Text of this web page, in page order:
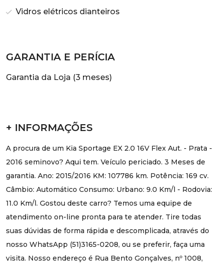
Vidros elétricos dianteiros
GARANTIA E PERÍCIA
Garantia da Loja (3 meses)
+ INFORMAÇÕES
A procura de um Kia Sportage EX 2.0 16V Flex Aut. - Prata -
2016 seminovo? Aqui tem. Veículo periciado. 3 Meses de
garantia. Ano: 2015/2016 KM: 107786 km. Potência: 169 cv.
Câmbio: Automático Consumo: Urbano: 9.0 Km/l - Rodovia:
11.0 Km/l. Gostou deste carro? Temos uma equipe de
atendimento on-line pronta para te atender. Tire todas
suas dúvidas de forma rápida e descomplicada, através do
nosso WhatsApp (51)3165-0208, ou se preferir, faça uma
visita. Nosso endereço é Rua Bento Gonçalves, nº 1008,